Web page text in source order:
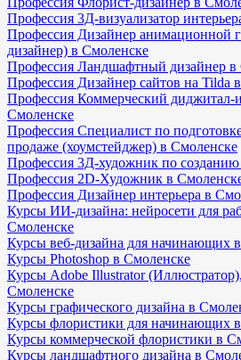
Профессия 3Д-визуализатор
Профессия Дизайнер анимационной
дизайнер) в Смоленске
Профессия Ландшафтный дизайнер в
Профессия Дизайнер сайтов на Tilda
Профессия Коммерческий диджитал-
Смоленске
Профессия Специалист по
продаже (хоумстейджер) в Смоленске
Профессия 3Д-художник по
Профессия 2D-Художник в
Профессия Дизайнер интерьера в
Курсы ИИ-дизайна: нейросети для
Смоленске
Курсы веб-дизайна для начинающих
Курсы Photoshop в Смоленске
Курсы Adobe Illustrator
Смоленске
Курсы графического дизайна в
Курсы флористики для начинающих
Курсы коммерческой флористики в
Курсы ландшафтного дизайна в